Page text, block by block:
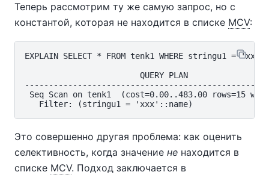
Теперь рассмотрим ту же самую запрос, но с
константой, которая не находится в списке MCV:
EXPLAIN SELECT * FROM tenk1 WHERE stringu1 = 'xxx';
                        QUERY PLAN
Seq Scan on tenk1  (cost=0.00..483.00 rows=15
Это совершенно другая проблема: как оценить
селективность, когда значение не находится в
списке MCV. Подход заключается в